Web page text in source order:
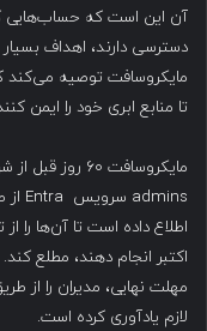
دسترسی دارند، اهداف
تا منابع ابری خود را ایمن
اطلاع داده است تا آن‌ها را
مهلت نهایی، مدیران را از
لازم یادآوری کرده است.